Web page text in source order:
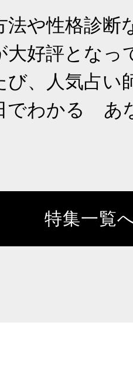
法や性格診断
大好評となっ
び、人気占い
でわかる あ
特集一覧